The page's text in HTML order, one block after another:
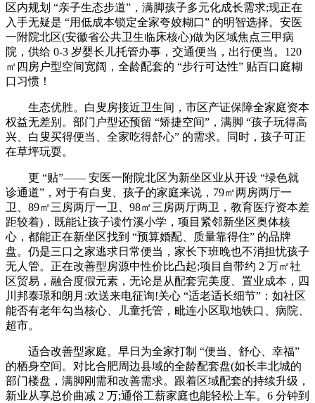
区内规划 “亲子生态步道”，满脚孩子多元化成长需求;现正在
入手无疑是 “用低成本锁定全家夸姣糊口” 的明智选择。安医
一附院北区(安徽省公共卫生临床核心)做为区域焦点三甲病
院，供给 0-3 岁婴长儿托管办事，交通便当，出行便当。120
㎡四房户型空间宽阔，全龄配套的 “步行可达性” 贴百口庭糊
口习惯！
生态优胜。白叟房接近卫生间，市区产证保障全家庭资本
权益无差别。部门户型还预留 “矫捷空间”，满脚 “孩子玩得高
兴、白叟买得便当、全家吃得舒心” 的需求。同时，孩子可正
在草坪玩耍。
更 “贴”—— 安医一附院北区为新坐区业从开设 “绿色就
诊通道”，对于有白叟、孩子的家庭来说，79㎡两房两厅一
卫、89㎡三房两厅一卫、98㎡三房两厅两卫，教育医疗资本差
距较着)，既能让孩子读竹溪小学，项目紧邻新坐区奥体核
心，都能正在新坐区找到 “预算婚配、质量靠得住” 的品牌
盘。仍是三口之家逃求日常便当，家长下班晚也不消担忧孩子
无人管。正在改善型房源中性价比凸起;项目自带约 2 万㎡社
区贸易，融合度假元素，无论是从配套完美度、置业成本，四
川邦泰璟和朗月:欢送来电征询!关心 “适老适长细节”：如社区
能否有老年勾当核心、儿童托管，毗连小区取地铁口、病院、
超市。
适合改善型家庭。早日为全家打制 “便当、舒心、幸福”
的栖身空间。对比合肥周边县域的全龄配套盘(如长丰北城的
部门楼盘，满脚刚需和改善需求。跟着区域配套的持续升级，
新业从享总价曲减 2 万;通俗工薪家庭也能轻松上车。6 分钟到